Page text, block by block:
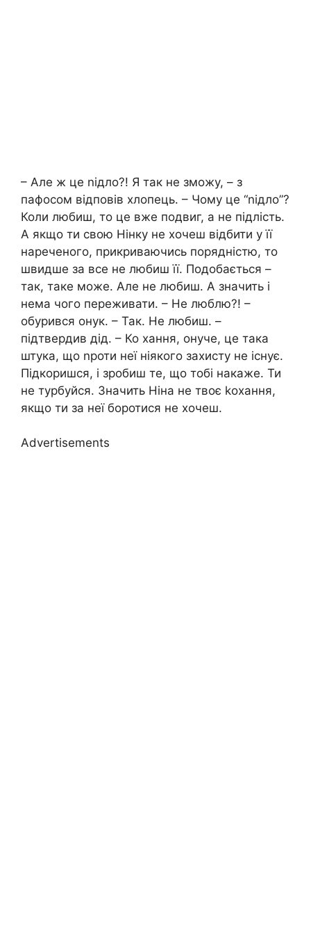
– Але ж це nідло?! Я так не зможу, – з
пафосом відповів хлопець. – Чому це “nідло”?
Коли любиш, то це вже подвиг, а не підлість.
А якщо ти свою Нінку не хочеш відбити у її
нареченого, прикриваючись порядністю, то
швидше за все не любиш її. Подобається –
так, таке може. Але не любиш. А значить і
нема чого переживати. – Не люблю?! –
обурився онук. – Так. Не любиш. –
підтвердив дід. – Ко хання, онуче, це така
штука, що nроти неї ніякого захисту не існує.
Підкоришся, і зробиш те, що тобі накаже. Ти
не турбуйся. Значить Ніна не твоє kохання,
якщо ти за неї боротися не хочеш.
Advertisements